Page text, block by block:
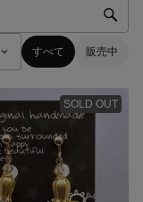
すべて 販売中
SOLD OUT